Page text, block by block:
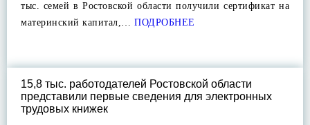
тыс. семей в Ростовской области получили сертификат на
материнский капитал,… ПОДРОБНЕЕ
15,8 тыс. работодателей Ростовской области
представили первые сведения для электронных
трудовых книжек